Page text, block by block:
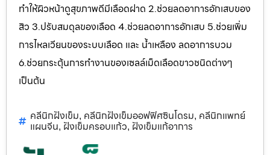
ทำให้ผิวหน้าดูสุขภาพดีมีเลือดฝาด 2.ช่วยลดอาการอักเสบของ
สิว 3.ปรับสมดุลของเลือด 4.ช่วยลดอาการอักเสบ 5.ช่วยเพิ่ม
การไหลเวียนของระบบเลือด และ น้ำเหลือง ลดอาการบวม
6.ช่วยกระตุ้นการทำงานของเซลล์เม็ดเลือดขาวชนิดต่างๆ
เป็นต้น
คลีนิกฝังเข็ม, คลีนิกฝังเข็มออฟฟิศซินโดรม, คลีนิกแพทย์
แผนจีน, ฝังเข็มครอบแก้ว, ฝังเข็มแก้อาการ